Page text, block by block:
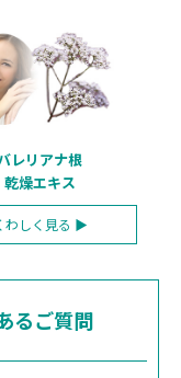
レリアナ根
乾燥エキス
わしく 見る ▶
るご質問